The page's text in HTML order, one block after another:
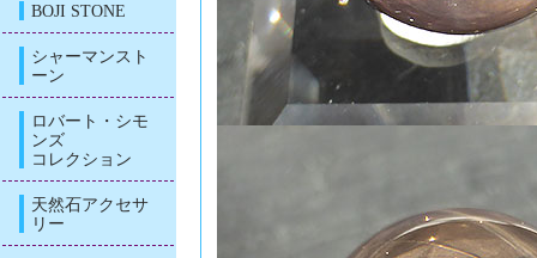
BOJI STONE
シャーマンスト
ーン
ロバート・シモ
ンズ
コレクション
天然石アクセサ
リー